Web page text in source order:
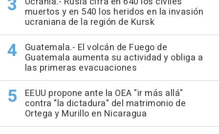
muertos y en 540 los heridos en la invasión
ucraniana de la región de Kursk
Guatemala.- El volcán de Fuego de
Guatemala aumenta su actividad y obliga a
las primeras evacuaciones
EEUU propone ante la OEA "ir más allá"
contra "la dictadura" del matrimonio de
Ortega y Murillo en Nicaragua